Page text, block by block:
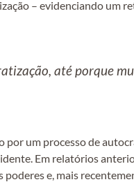
– evidenciando um
até porque
por um processo de
Em relatórios
e, mais